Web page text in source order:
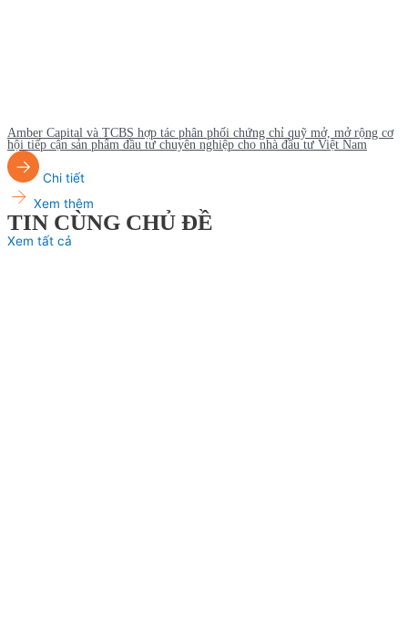
Amber Capital và TCBS hợp tác phân phối chứng chỉ quỹ mở, mở rộng cơ
hội tiếp cận sản phẩm đầu tư chuyên nghiệp cho nhà đầu tư Việt Nam
Chi tiết
Xem thêm
TIN CÙNG CHỦ ĐỀ
Xem tất cả